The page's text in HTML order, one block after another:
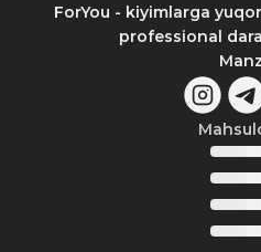
ForYou - kiyimlarga
professional